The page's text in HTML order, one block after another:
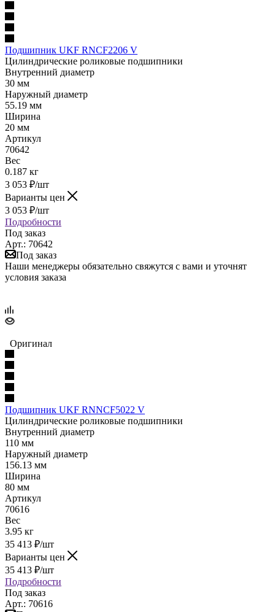
Подшипник UKF RNCF2206 V
Цилиндрические роликовые подшипники
Внутренний диаметр
30 мм
Наружный диаметр
55.19 мм
Ширина
20 мм
Артикул
70642
Вес
0.187 кг
3 053 ₽/шт
Варианты цен
3 053 ₽/шт
Подробности
Под заказ
Арт.: 70642
Под заказ
Наши менеджеры обязательно свяжутся с вами и уточнят
условия заказа
Оригинал
Подшипник UKF RNNCF5022 V
Цилиндрические роликовые подшипники
Внутренний диаметр
110 мм
Наружный диаметр
156.13 мм
Ширина
80 мм
Артикул
70616
Вес
3.95 кг
35 413 ₽/шт
Варианты цен
35 413 ₽/шт
Подробности
Под заказ
Арт.: 70616